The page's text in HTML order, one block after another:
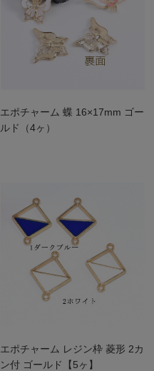
エポチャーム 蝶 16×17mm ゴー
ルド（4ヶ）
エポチャーム レジン枠 菱形 2カ
ン付 ゴールド【5ヶ】